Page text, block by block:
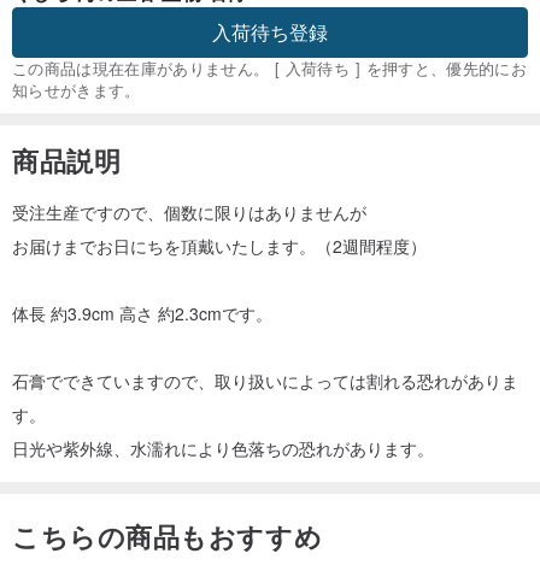
入荷待ち登録
この商品は現在在庫がありません。 [ 入荷待ち ] を押すと、優先的にお
知らせがきます。
商品説明
受注生産ですので、個数に限りはありませんが
お届けまでお日にちを頂戴いたします。（2週間程度）
体長 約3.9cm 高さ 約2.3cmです。
石膏でできていますので、取り扱いによっては割れる恐れがありま
す。
日光や紫外線、水濡れにより色落ちの恐れがあります。
こちらの商品もおすすめ